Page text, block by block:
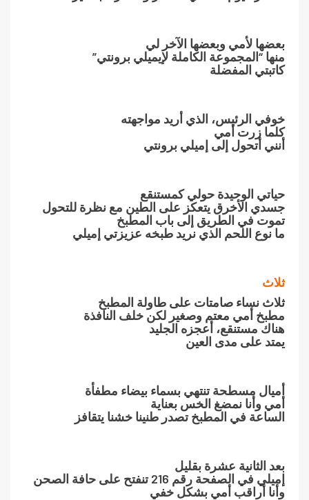
بعضها لأمي وبعضها الآخر لي
منها “المجموعة الكاملة لإيميلي برونتي”
كاتبتي المفضلة
خوفي الرئيس، الذي أريد مواجهته
كلما زرت أمي
أنني أتحول إلى إميلي برونتي
حياتي الوحيدة حولي كمستنقع
جسدي الأخرق يتعكز على الطين مع نظرة للتحول
تموت في الطريق إلى باب المطبخ
ما نوع اللحم الذي نريد طبخه عزيزتي إميلي
ثلاث
ثلاث نساء صامتات على طاولة المطبخ
مطبخ أمي معتم وصغير لكن خلف النافذة
هناك مستنقع، أعجزه الجليد
يمتد على مدى العين
أميال مسطحة تنتهي بسماء بيضاء مطفأة
أمي وأنا نمضغ الخس بعناية
الساعة في المطبخ تصدر طنينا خشنا يتقافز
بعد الثانية عشرة بقليل
إميلي في الصفحة رقم 216 تنفتح على حافة الصحن
وأنا أراقب أمي بشكل خفي